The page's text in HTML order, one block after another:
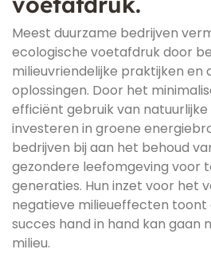
Meest duurzame bedrijven
ecologische voetafdruk door
milieuvriendelijke praktijken en
oplossingen. Door het
efficiënt gebruik van
investeren in groene
bedrijven bij aan het behoud
gezondere leefomgeving voor
generaties. Hun inzet voor het
negatieve milieueffecten
succes hand in hand kan gaan
milieu.